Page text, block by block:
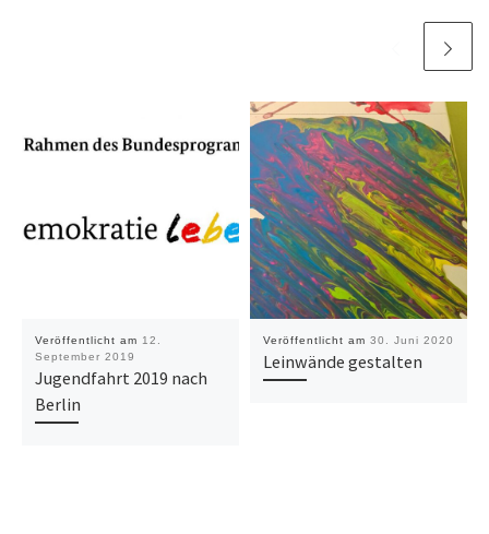
Veröffentlicht am 12.
September 2019
Jugendfahrt 2019 nach
Berlin
Veröffentlicht am 30. Juni 2020
Leinwände gestalten